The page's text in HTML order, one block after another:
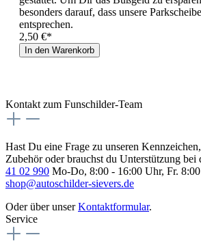
besonders darauf, dass unsere
entsprechen.
2,50 €*
In den Warenkorb
Kontakt zum Funschilder-Team
Hast Du eine Frage zu unseren
Zubehör oder brauchst du Unterstützung bei
41 02 990 Mo-Do, 8:00 - 16:00 Uhr, Fr.
shop@autoschilder-sievers.de
Oder über unserKontaktformular.
Service